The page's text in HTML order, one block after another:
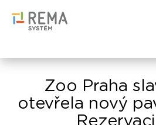
Zoo Praha
otevřela nový